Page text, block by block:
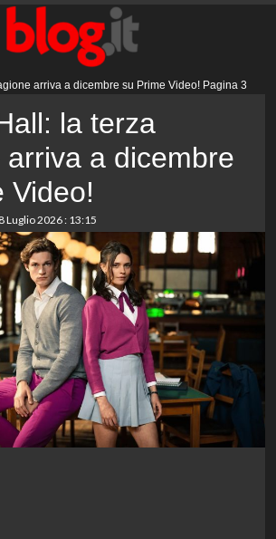
arriva a dicembre su Prime Video! Pagina 3
la terza
arriva a dicembre
Video!
8 Luglio 2026 : 13:15